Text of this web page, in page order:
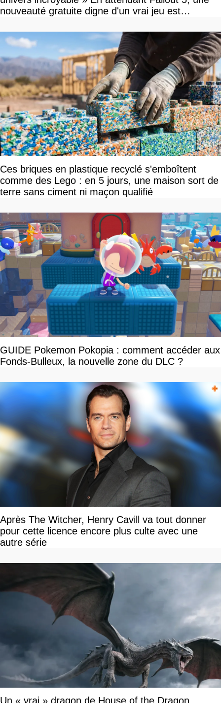
nouveauté gratuite digne d'un vrai jeu est
Ces briques en plastique recyclé s'emboîtent
comme des Lego : en 5 jours, une maison sort de
terre sans ciment ni maçon qualifié
GUIDE Pokemon Pokopia : comment accéder aux
Fonds-Bulleux, la nouvelle zone du DLC ?
Après The Witcher, Henry Cavill va tout donner
pour cette licence encore plus culte avec une
autre série
Un « vrai » dragon de House of the Dragon